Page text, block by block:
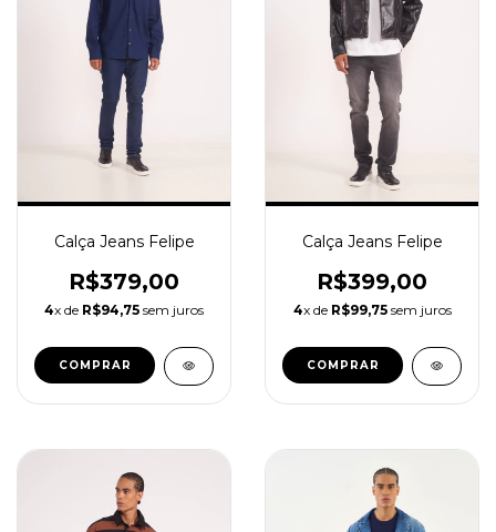
Calça Jeans Felipe
R$379,00
4x de R$94,75 sem juros
COMPRAR
Calça Jeans Felipe
R$399,00
4x de R$99,75sem juros
COMPRAR